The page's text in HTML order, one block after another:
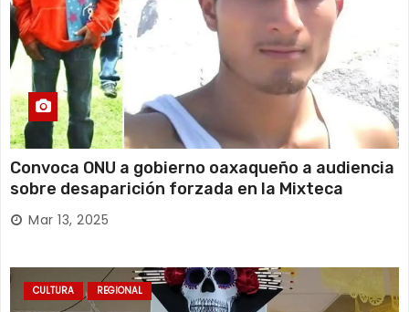
Convoca ONU a gobierno oaxaqueño a audiencia
sobre desaparición forzada en la Mixteca
Mar 13, 2025
CULTURA REGIONAL